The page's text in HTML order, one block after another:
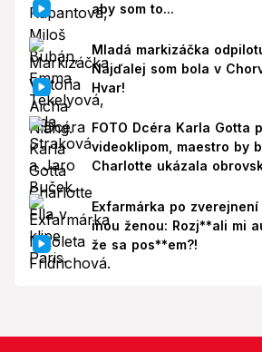
aby som to...
Mladá markizáčka
Najďalej som bola v
Hvar!
FOTO Dcéra Karla Gotta
videoklipom, maestro by
Charlotte ukázala
Exfarmárka po zverejnení
inou ženou: Rozj**ali mi
že sa pos**em?!